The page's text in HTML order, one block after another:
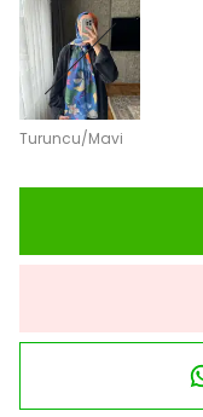
Turuncu/Mavi